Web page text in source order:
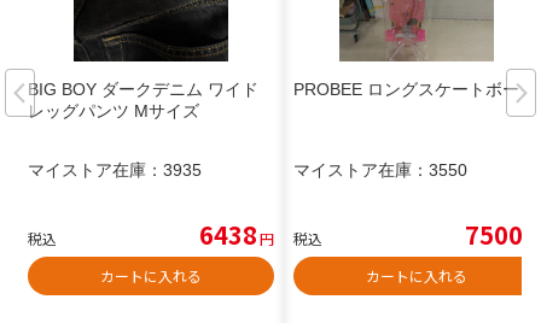
BIG BOY ダークデニム ワイド
レッグパンツ Mサイズ
マイストア在庫： 3935
税込 6438円
カートに入れる
PROBEE ロングスケートボード
マイストア在庫： 3550
税込 7500
カートに入れる